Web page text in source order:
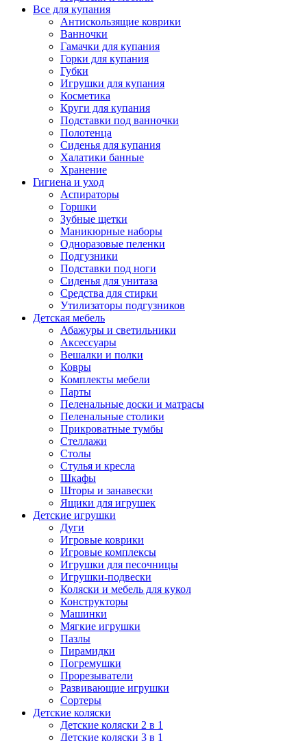
Все для купания
Антискользящие коврики
Ванночки
Гамачки для купания
Горки для купания
Губки
Игрушки для купания
Косметика
Круги для купания
Подставки под ванночки
Полотенца
Сиденья для купания
Халатики банные
Хранение
Гигиена и уход
Аспираторы
Горшки
Зубные щетки
Маникюрные наборы
Одноразовые пеленки
Подгузники
Подставки под ноги
Сиденья для унитаза
Средства для стирки
Утилизаторы подгузников
Детская мебель
Абажуры и светильники
Аксессуары
Вешалки и полки
Ковры
Комплекты мебели
Парты
Пеленальные доски и матрасы
Пеленальные столики
Прикроватные тумбы
Стеллажи
Столы
Стулья и кресла
Шкафы
Шторы и занавески
Ящики для игрушек
Детские игрушки
Дуги
Игровые коврики
Игровые комплексы
Игрушки для песочницы
Игрушки-подвески
Коляски и мебель для кукол
Конструкторы
Машинки
Мягкие игрушки
Пазлы
Пирамидки
Погремушки
Прорезыватели
Развивающие игрушки
Сортеры
Детские коляски
Детские коляски 2 в 1
Детские коляски 3 в 1